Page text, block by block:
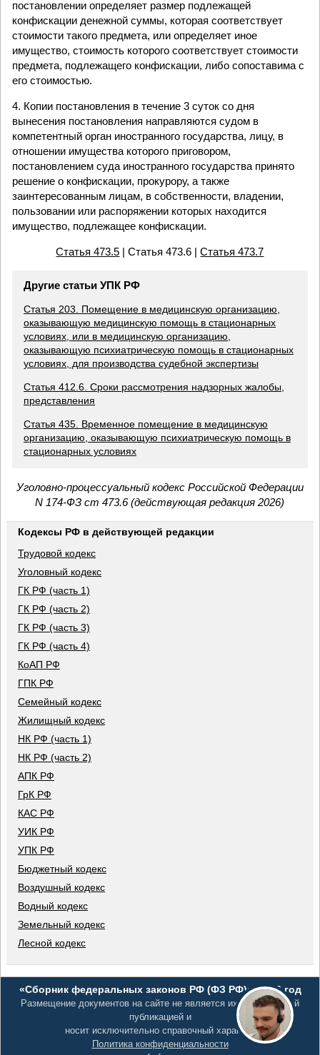
постановлении определяет размер подлежащей
конфискации денежной суммы, которая соответствует
стоимости такого предмета, или определяет иное
имущество, стоимость которого соответствует стоимости
предмета, подлежащего конфискации, либо сопоставима с
его стоимостью.
4. Копии постановления в течение 3 суток со дня
вынесения постановления направляются судом в
компетентный орган иностранного государства, лицу, в
отношении имущества которого приговором,
постановлением суда иностранного государства принято
решение о конфискации, прокурору, а также
заинтересованным лицам, в собственности, владении,
пользовании или распоряжении которых находится
имущество, подлежащее конфискации.
Статья 473.5 | Статья 473.6 |Статья 473.7
Другие статьи УПК РФ
Статья 203. Помещение в медицинскую организацию,
оказывающую медицинскую помощь в стационарных
условиях, или в медицинскую организацию,
оказывающую психиатрическую помощь в стационарных
условиях, для производства судебной экспертизы
Статья 412.6. Сроки рассмотрения надзорных жалобы,
представления
Статья 435. Временное помещение в медицинскую
организацию, оказывающую психиатрическую помощь в
стационарных условиях
Уголовно-процессуальный кодекс Российской Федерации
N 174-ФЗ ст 473.6 (действующая редакция 2026)
Кодексы РФ в действующей редакции
Трудовой кодекс
Уголовный кодекс
ГК РФ (часть 1)
ГК РФ (часть 2)
ГК РФ (часть 3)
ГК РФ (часть 4)
КоАП РФ
ГПК РФ
Семейный кодекс
Жилищный кодекс
НК РФ (часть 1)
НК РФ (часть 2)
АПК РФ
ГрК РФ
КАС РФ
УИК РФ
УПК РФ
Бюджетный кодекс
Воздушный кодекс
Водный кодекс
Земельный кодекс
Лесной кодекс
«Сборник федеральных законов РФ (ФЗ РФ)», 2026 год
Размещение документов на сайте не является их официальной
публикацией и
носит исключительно справочный характер
Политика конфиденциальности